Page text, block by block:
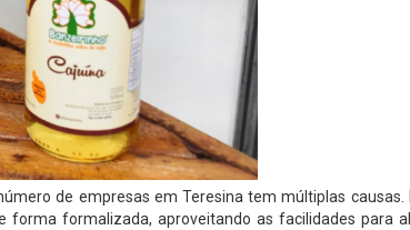
de empresas em Teresina tem múltiplas causas.
forma formalizada, aproveitando as facilidades para